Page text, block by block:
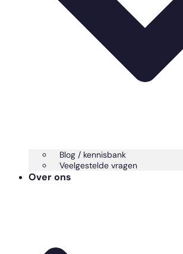
Blog / kennisbank
Veelgestelde vragen
Over ons